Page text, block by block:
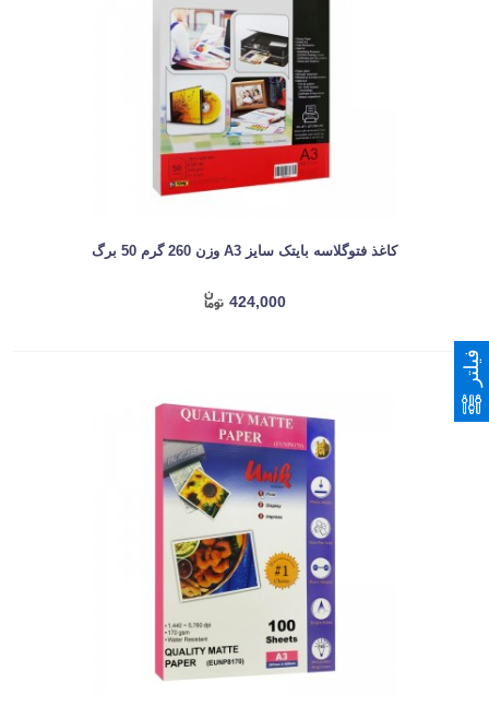
کاغذ فتوگلاسه بایتک سایز A3 وزن 260 گرم 50 برگ
424,000
فیلتر